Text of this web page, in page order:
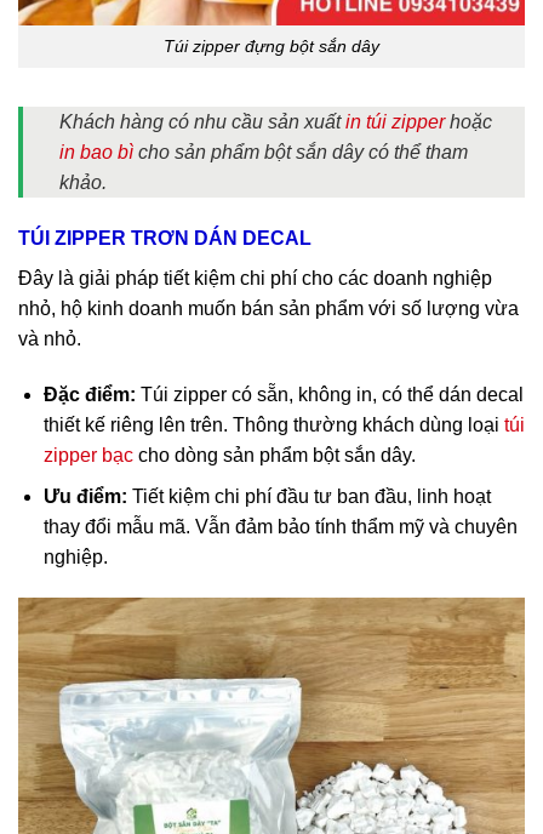
Túi zipper đựng bột sắn dây
Khách hàng có nhu cầu sản xuấtin túi zipperhoặc
in bao bì cho sản phẩm bột sắn dây có thể tham
khảo.
TÚI ZIPPER TRƠN DÁN DECAL
Đây là giải pháp tiết kiệm chi phí cho các doanh nghiệp
nhỏ, hộ kinh doanh muốn bán sản phẩm với số lượng vừa
và nhỏ.
Đặc điểm: Túi zipper có sẵn, không in, có thể dán decal
thiết kế riêng lên trên. Thông thường khách dùng loại túi
zipper bạccho dòng sản phẩm bột sắn dây.
Ưu điểm: Tiết kiệm chi phí đầu tư ban đầu, linh hoạt
thay đổi mẫu mã. Vẫn đảm bảo tính thẩm mỹ và chuyên
nghiệp.